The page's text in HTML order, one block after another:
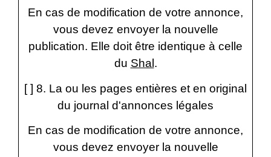
En cas de modification de votre annonce,
vous devez envoyer la nouvelle
publication. Elle doit être identique à celle
du Shal .
[ ] 8. La ou les pages entières et en original
du journal d'annonces légales
En cas de modification de votre annonce,
vous devez envoyer la nouvelle